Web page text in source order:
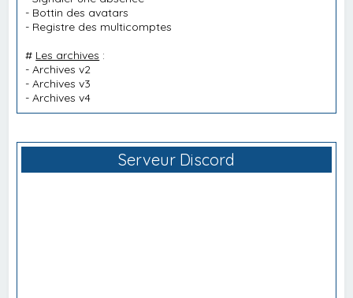
- Bottin des avatars
- Registre des multicomptes
# Les archives :
-Archives v2
-Archives v3
-Archives v4
Serveur Discord